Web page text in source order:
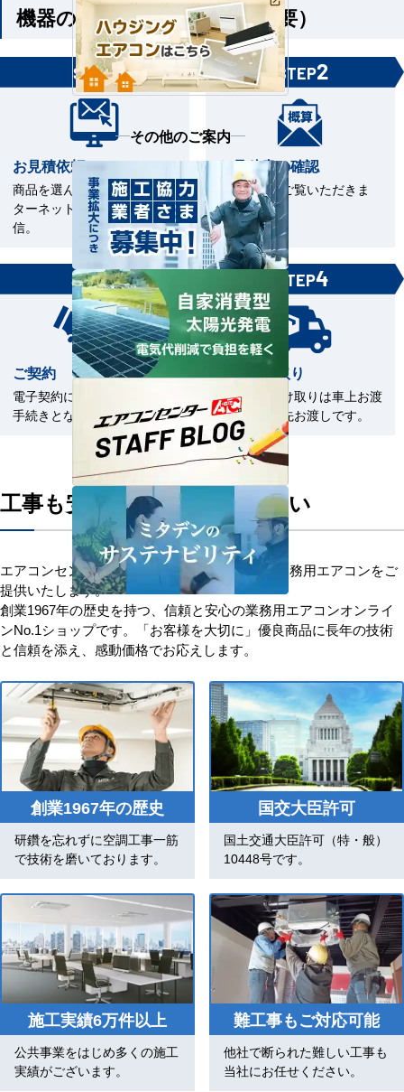
機器のみご購入の方（工事不要）
STEP1
お見積依頼
商品を選んで見積依頼をイン
ターネットまたはFAXで送
信。
STEP2
お見積書の確認
お見積書をご覧いただきま
す。
STEP3
ご契約
電子契約による契約締結のお
手続きとなります。
STEP4
商品の受取り
商品のお受け取りは車上お渡
しまたは軒先お渡しです。
工事も安心してお任せください
エアコンセンターACはお客様に安心を添えて業務用エアコンをご
提供いたします。
創業1967年の歴史を持つ、信頼と安心の業務用エアコンオンライ
ンNo.1ショップです。「お客様を大切に」優良商品に長年の技術
と信頼を添え、感動価格でお応えします。
創業1967年の歴史
研鑽を忘れずに空調工事一筋
で技術を磨いております。
国交大臣許可
国土交通大臣許可（特・般）
10448号です。
施工実績6万件以上
公共事業をはじめ多くの施工
実績がございます。
難工事もご対応可能
他社で断られた難しい工事も
当社にお任せください。
その他のご案内